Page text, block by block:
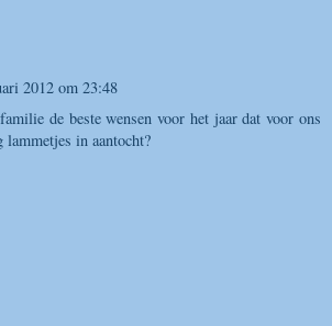
2012 om 23:48
de beste wensen voor het jaar dat voor ons
in aantocht?